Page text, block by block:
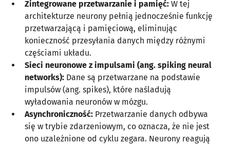
Zintegrowane przetwarzanie i pamięć: W tej
architekturze neurony pełnią jednocześnie funkcję
przetwarzającą i pamięciową, eliminując
konieczność przesyłania danych między różnymi
częściami układu.
Sieci neuronowe z impulsami (ang. spiking neural
networks): Dane są przetwarzane na podstawie
impulsów (ang. spikes), które naśladują
wyładowania neuronów w mózgu.
Asynchroniczność: Przetwarzanie danych odbywa
się w trybie zdarzeniowym, co oznacza, że nie jest
ono uzależnione od cyklu zegara. Neurony reagują